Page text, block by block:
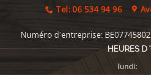
Tel: 06 534 94 96
Numéro d'entreprise:
HEURES D
lundi: